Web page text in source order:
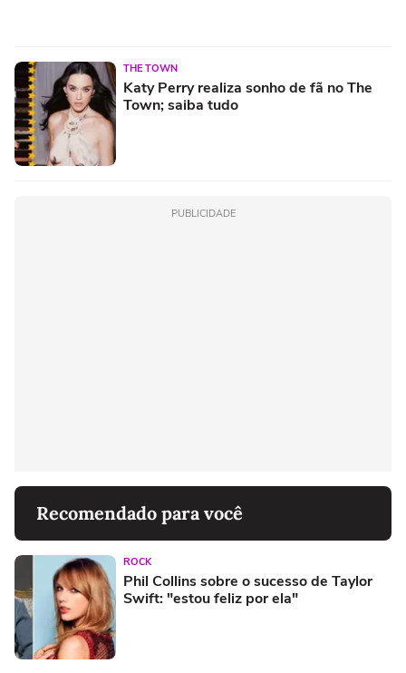
THE TOWN
Katy Perry realiza sonho de fã no The
Town; saiba tudo
PUBLICIDADE
Recomendado para você
ROCK
Phil Collins sobre o sucesso de Taylor
Swift: "estou feliz por ela"